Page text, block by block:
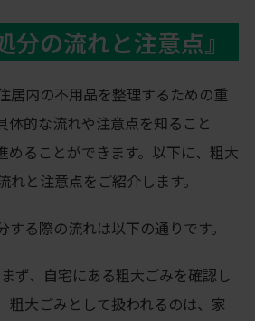
分の流れと注意点』
居内の不用品を整理するための重
体的な流れや注意点を知ること
めることができます。以下に、粗大
れと注意点をご紹介します。
する際の流れは以下の通りです。
ず、自宅にある粗大ごみを確認し
粗大ごみとして扱われるのは、家